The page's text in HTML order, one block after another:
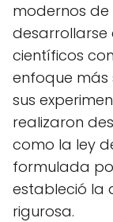
modernos
desarrollarse
científicos
enfoque más
sus
realizaron
como la ley
formulada
estableció la
rigurosa.